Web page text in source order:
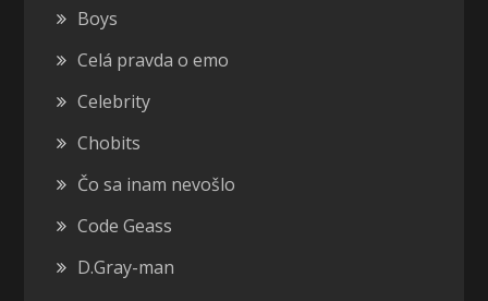
Boys
Celá pravda o emo
Celebrity
Chobits
Čo sa inam nevošlo
Code Geass
D.Gray-man